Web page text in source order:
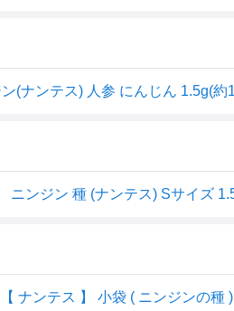
ナンテス 】 小袋 ( ニンジンの種 )